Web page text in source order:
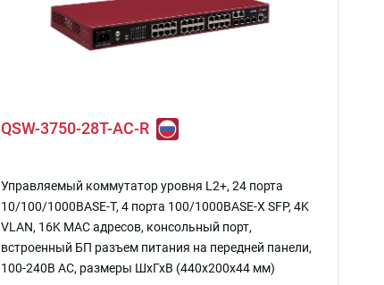
QSW-3750-28T-AC-R
Управляемый коммутатор уровня L2+, 24 порта
10/100/1000BASE-T, 4 порта 100/1000BASE-X SFP, 4K
VLAN, 16K MAC адресов, консольный порт,
встроенный БП разъем питания на передней панели,
100-240В AC, размеры ШхГхВ (440x200x44 мм)